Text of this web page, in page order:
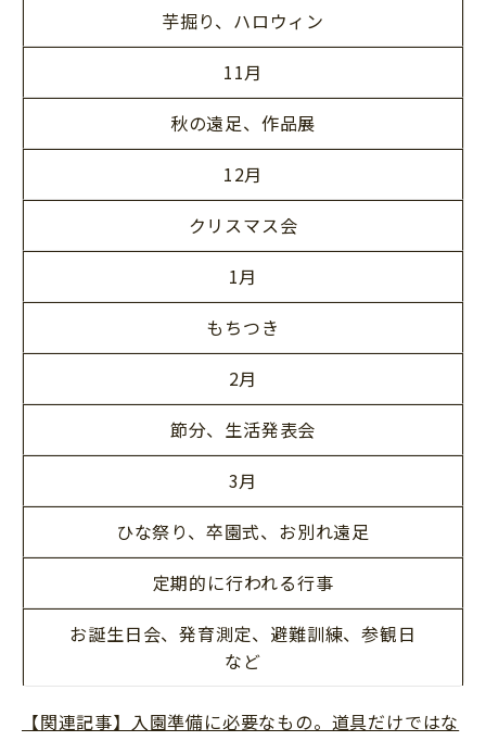
芋掘り、ハロウィン
11月
秋の遠足、作品展
12月
クリスマス会
1月
もちつき
2月
節分、生活発表会
3月
ひな祭り、卒園式、お別れ遠足
定期的に行われる行事
お誕生日会、発育測定、避難訓練、参観日
など
【関連記事】入園準備に必要なもの。道具だけではな